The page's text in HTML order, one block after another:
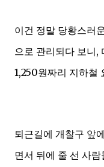
이건 정말 당황스러
으로 관리되다 보니,
1,250원짜리 지하철
퇴근길에 개찰구 앞
면서 뒤에 줄 선 사